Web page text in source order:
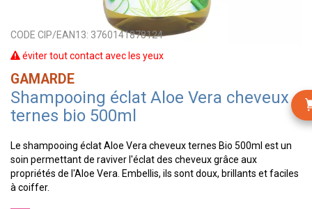
CODE CIP/EAN13: 3760141878124
éviter tout contact avec les yeux
GAMARDE
Shampooing éclat Aloe Vera cheveux
ternes bio 500ml
Le shampooing éclat Aloe Vera cheveux ternes Bio 500ml est un
soin permettant de raviver l'éclat des cheveux grâce aux
propriétés de l'Aloe Vera. Embellis, ils sont doux, brillants et faciles
à coiffer.